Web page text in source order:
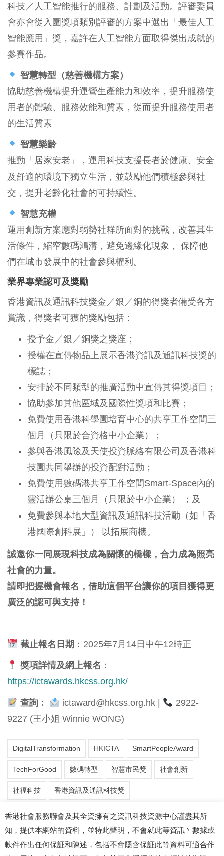
科技／人工智能推行的服務、計劃及活動。評審委員
會亦會從入圍獎項類別評審的方案中選出「最佳人工
智能應用」獎，嘉許在人工智能方面取得傑出成就的
參賽作品。
智慧轉型（慈善機構方案）
協助慈善機構提升運營生產能力和效率，提升服務使
用者的體驗、服務效能和質素，從而提升服務使用者
的生活質素
智慧樂齡
推動「居家安老」，運用科技支援長者於健康、安全
及舒適的環境下獨立生活，並鼓勵他們積極參與社
交，提升老齡化社會的可持續性。
智慧充權
運用創新方案應對弱勢社群所面對的挑戰，改善其生
活條件，縮窄數碼鴻溝，避免邊緣化現象， 保障他
們在城市發展中的社會參與權利。
業界專業認可及獎勵
香港資訊及通訊科技獎金／銀／銅的得獎者備受各方
賞識，得獎者可獲的獎勵包括：
授予金／銀／銅獎之獎座；
授權在宣傳物品上展示香港資訊及通訊科技獎的
標誌；
安排於不同類型的推廣活動中宣傳其得獎項目；
協助參加其他區域及國際性獎項和比賽；
免費使用香港科學園培育中心的共享工作空間三
個月（只限於合資格中小企業）；
參與香港風險及天使投資脈絡有限公司及香港科
技園共同舉辦的投資配對活動；
免費使用數碼港共享工作空間Smart-Space內的
靈活辦公桌三個月（只限於中小企業） ；及
免費參與本地大型資訊及通訊科技活動（如「香
港國際創科展」） 以拓展商機。
誠邀你一同展現科技成為關懷的橋樑，合力成為照亮
社會的力量。
請即把握機會報名，借助這個平台讓你的項目獲得更
廣泛的認可與支持！
截止報名日期 ：2025年7月14日中午12時正
獎項詳情及網上報名 ：
https://ictawards.hkcss.org.hk/
查詢︰ ictaward@hkcss.org.hk
2922-
9227 (王小姐 Winnie WONG)
DigitalTransformation HKICTA SmartPeopleAward
TechForGood 數碼轉型 智慧市民獎 社會創新
社福科技 香港資訊及通訊科技獎
香港社會服務聯會及其全資擁有之資訊科技資源中心謹盡其所
知，提供本網站的資料，並特此聲明，不會就此等資訊丶數據或
軟件作出任何保証和陳述，包括不會隱含保証此等資料可適合作